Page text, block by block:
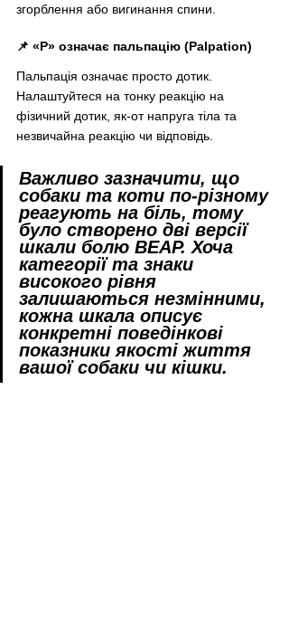
згорблення або вигинання спини.
📌 «P» означає пальпацію (Palpation)
Пальпація означає просто дотик.
Налаштуйтеся на тонку реакцію на
фізичний дотик, як-от напруга тіла та
незвичайна реакцію чи відповідь.
Важливо зазначити, що
собаки та коти по-різному
реагують на біль, тому
було створено дві версії
шкали болю BEAP. Хоча
категорії та знаки
високого рівня
залишаються незмінними,
кожна шкала описує
конкретні поведінкові
показники якості життя
вашої собаки чи кішки.